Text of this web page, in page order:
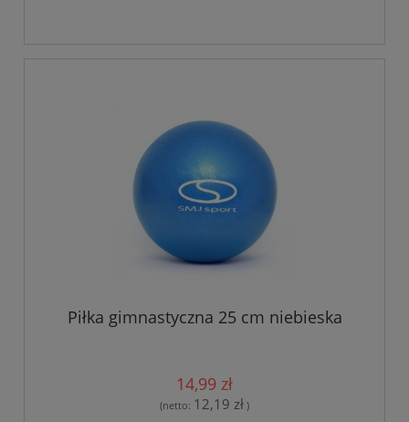
Piłka gimnastyczna 25 cm niebieska
14,99 zł
(netto: 12,19 zł )